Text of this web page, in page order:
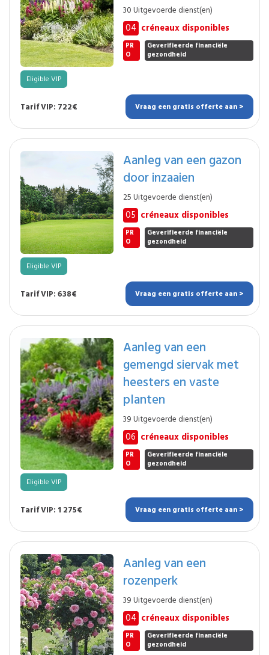
30 Uitgevoerde dienst(en)
04 créneaux disponibles
PR
O
Geverifieerde financiële
gezondheid
Eligible VIP
Tarif VIP: 722€ Vraag een gratis offerte aan >
Aanleg van een gazon
door inzaaien
25 Uitgevoerde dienst(en)
05 créneaux disponibles
PR
O
Geverifieerde financiële
gezondheid
Eligible VIP
Tarif VIP: 638€ Vraag een gratis offerte aan >
Aanleg van een
gemengd siervak met
heesters en vaste
planten
39 Uitgevoerde dienst(en)
06 créneaux disponibles
PR
O
Geverifieerde financiële
gezondheid
Eligible VIP
Tarif VIP: 1 275€ Vraag een gratis offerte aan >
Aanleg van een
rozenperk
39 Uitgevoerde dienst(en)
04 créneaux disponibles
PR
O
Geverifieerde financiële
gezondheid